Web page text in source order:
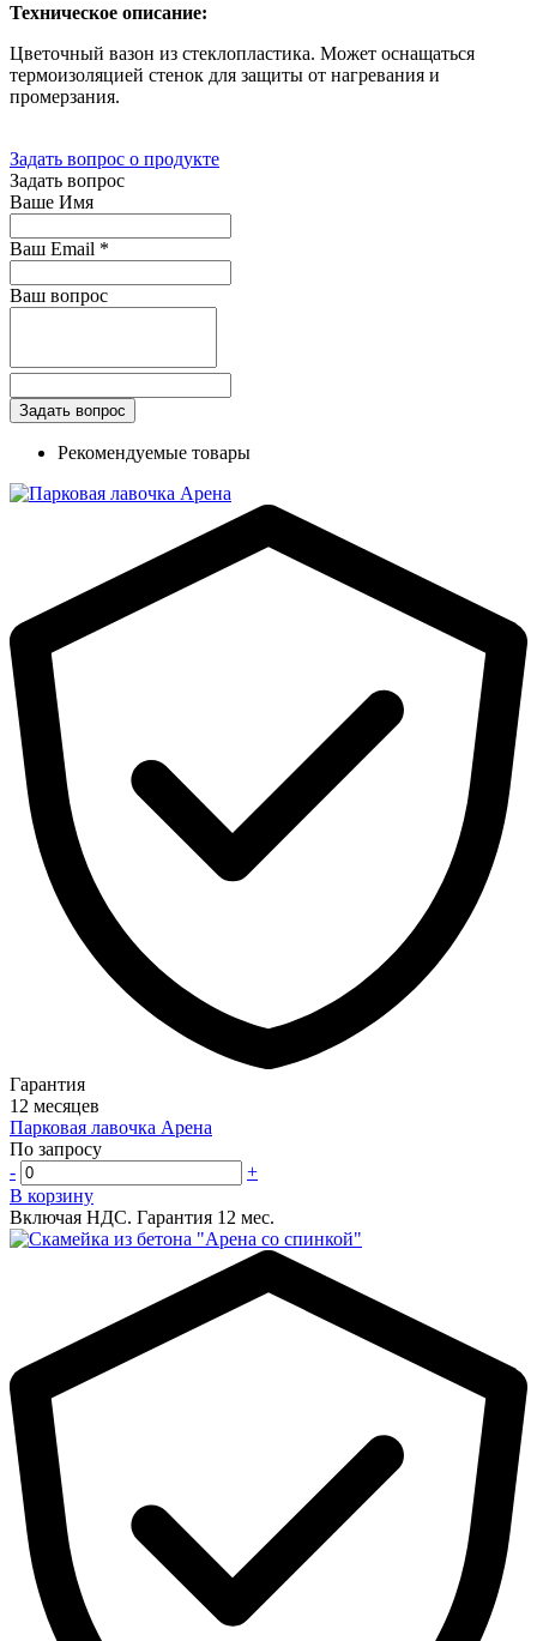
Техническое описание:
Цветочный вазон из стеклопластика. Может оснащаться
термоизоляцией стенок для защиты от нагревания и
промерзания.
Задать вопрос о продукте
Задать вопрос
Ваше Имя
Ваш Email *
Ваш вопрос
Рекомендуемые товары
Гарантия
12 месяцев
Парковая лавочка Арена
По запросу
-
+
В корзину
Включая НДС. Гарантия 12 мес.